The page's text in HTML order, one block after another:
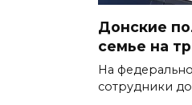
Донские
семье на
На
сотрудники